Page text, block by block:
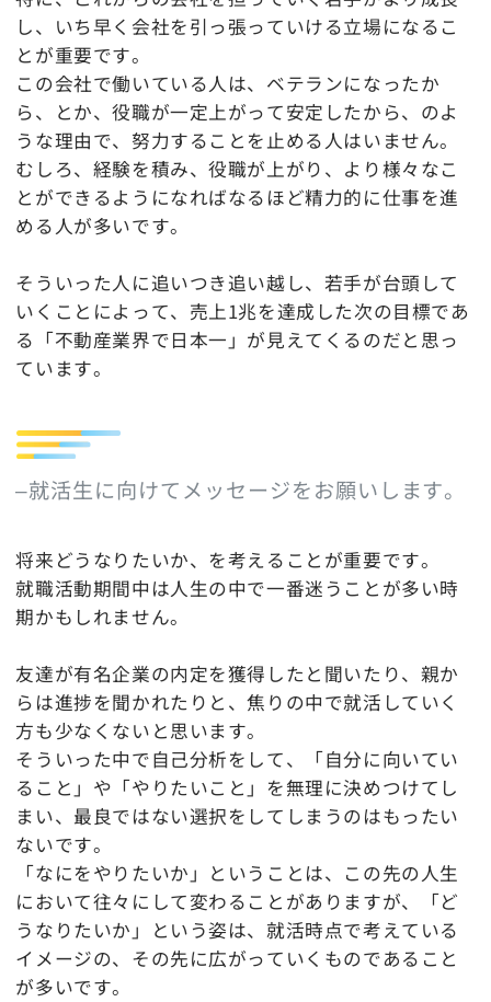
し、いち早く会社を引っ張っていける立場になるこ
とが重要です。
この会社で働いている人は、ベテランになったか
ら、とか、役職が一定上がって安定したから、のよ
うな理由で、努力することを止める人はいません。
むしろ、経験を積み、役職が上がり、より様々なこ
とができるようになればなるほど精力的に仕事を進
める人が多いです。
そういった人に追いつき追い越し、若手が台頭して
いくことによって、売上1兆を達成した次の目標であ
る「不動産業界で日本一」が見えてくるのだと思っ
ています。
–就活生に向けてメッセージをお願いします。
将来どうなりたいか、を考えることが重要です。
就職活動期間中は人生の中で一番迷うことが多い時
期かもしれません。
友達が有名企業の内定を獲得したと聞いたり、親か
らは進捗を聞かれたりと、焦りの中で就活していく
方も少なくないと思います。
そういった中で自己分析をして、「自分に向いてい
ること」や「やりたいこと」を無理に決めつけてし
まい、最良ではない選択をしてしまうのはもったい
ないです。
「なにをやりたいか」ということは、この先の人生
において往々にして変わることがありますが、「ど
うなりたいか」という姿は、就活時点で考えている
イメージの、その先に広がっていくものであること
が多いです。